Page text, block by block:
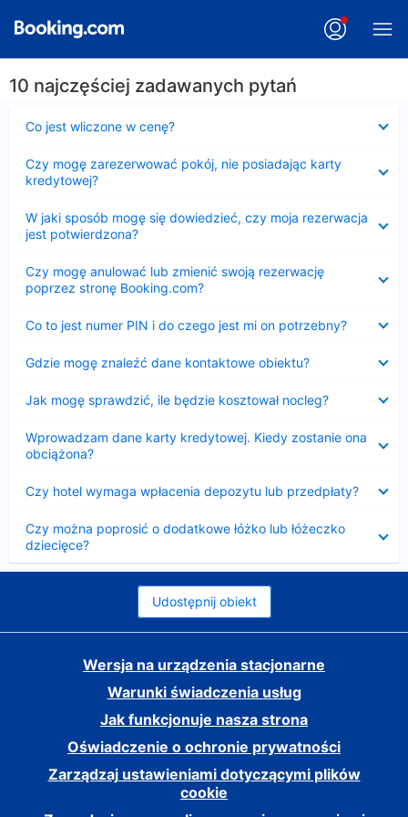
10 najczęściej zadawanych pytań
Co jest wliczone w cenę?
Czy mogę zarezerwować pokój, nie posiadając karty
kredytowej?
W jaki sposób mogę się dowiedzieć, czy moja rezerwacja
jest potwierdzona?
Czy mogę anulować lub zmienić swoją rezerwację
poprzez stronę Booking.com?
Co to jest numer PIN i do czego jest mi on potrzebny?
Gdzie mogę znaleźć dane kontaktowe obiektu?
Jak mogę sprawdzić, ile będzie kosztował nocleg?
Wprowadzam dane karty kredytowej. Kiedy zostanie ona
obciążona?
Czy hotel wymaga wpłacenia depozytu lub przedpłaty?
Czy można poprosić o dodatkowe łóżko lub łóżeczko
dziecięce?
Udostępnij obiekt
Wersja na urządzenia stacjonarne
Warunki świadczenia usług
Jak funkcjonuje nasza strona
Oświadczenie o ochronie prywatności
Zarządzaj ustawieniami dotyczącymi plików
cookie